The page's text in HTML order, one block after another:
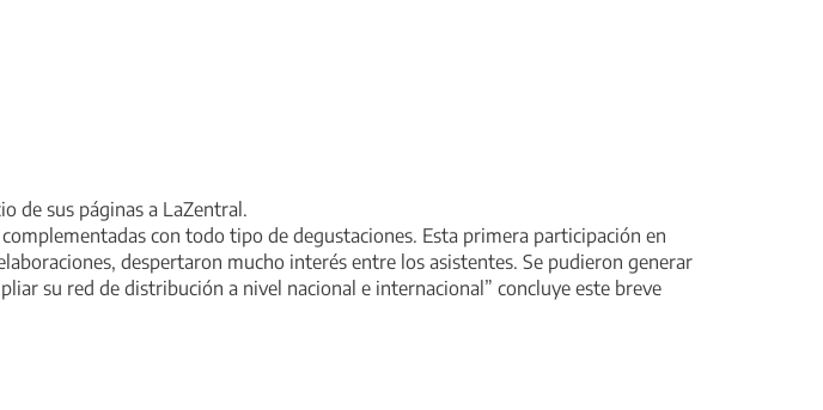
de sus páginas a LaZentral.
con todo tipo de degustaciones. Esta primera participación en
despertaron mucho interés entre los asistentes. Se pudieron generar
su red de distribución a nivel nacional e internacional” concluye este breve